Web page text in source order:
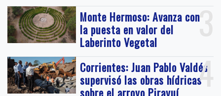
3
Monte Hermoso: Avanza con
la puesta en valor del
Laberinto Vegetal
4
Corrientes: Juan Pablo Valdés
supervisó las obras hídricas
sobre el arroyo Pirayuí